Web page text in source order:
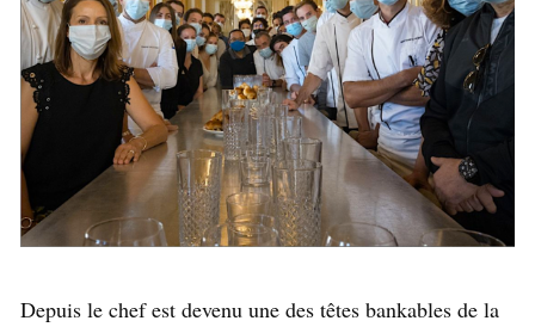
Depuis le chef est devenu une des têtes bankables de la